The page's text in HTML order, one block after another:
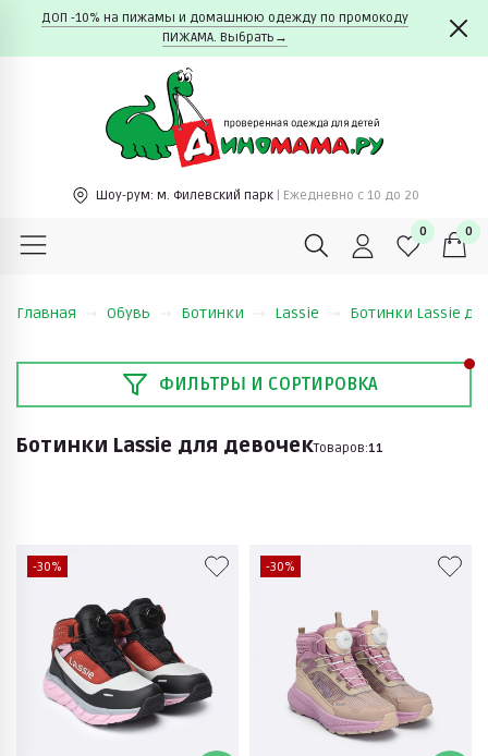
ДОП -10% на пижамы и домашнюю одежду по промокоду
ПИЖАМА. Выбрать→
Шоу-рум: м. Филевский парк | Ежедневно c 10 до 20
0 0
Главная Обувь Ботинки Lassie Ботинки Lassie
ФИЛЬТРЫ И СОРТИРОВКА
Ботинки Lassie для девочекТоваров:11
-30% -30%